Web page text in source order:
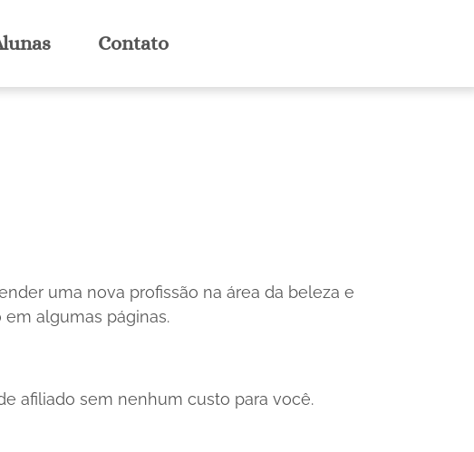
Contato
uma nova profissão na área da beleza e
algumas páginas.
afiliado sem nenhum custo para você.